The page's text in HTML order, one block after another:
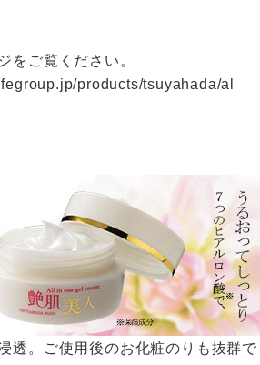
をご覧ください。
products/tsuyahada/al
透。ご使用後のお化粧のりも抜群で